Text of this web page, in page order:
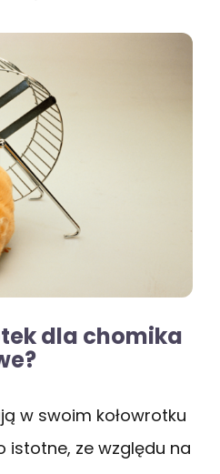
dla chomika
w swoim kołowrotku
istotne, ze względu na